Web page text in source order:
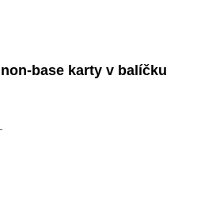
base karty v balíčku